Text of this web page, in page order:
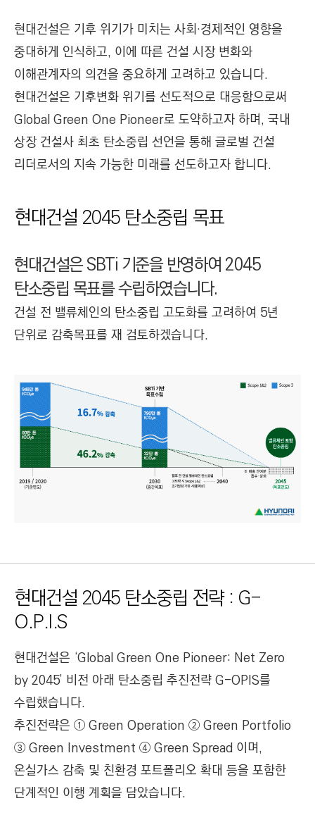
N
G
&
C
O
N
S
T
R
C
O
N
)
현대건설은 기후 위기가 미치는 사회·경제적인 영향을
중대하게 인식하고, 이에 따른 건설 시장 변화와
이해관계자의 의견을 중요하게 고려하고 있습니다.
현대건설은 기후변화 위기를 선도적으로 대응함으로써
Global Green One Pioneer로 도약하고자 하며, 국내
상장 건설사 최초 탄소중립 선언을 통해 글로벌 건설
리더로서의 지속 가능한 미래를 선도하고자 합니다.
현대건설 2045 탄소중립 목표
현대건설은 SBTi 기준을 반영하여 2045
탄소중립 목표를 수립하였습니다.
건설 전 밸류체인의 탄소중립 고도화를 고려하여 5년
단위로 감축목표를 재 검토하겠습니다.
현대건설 2045 탄소중립 전략 : G-
O.P.I.S
현대건설은 ‘Global Green One Pioneer: Net Zero
by 2045’ 비전 아래 탄소중립 추진전략 G-OPIS를
수립했습니다.
추진전략은 ① Green Operation ② Green Portfolio
③ Green Investment ④ Green Spread 이며,
온실가스 감축 및 친환경 포트폴리오 확대 등을 포함한
단계적인 이행 계획을 담았습니다.